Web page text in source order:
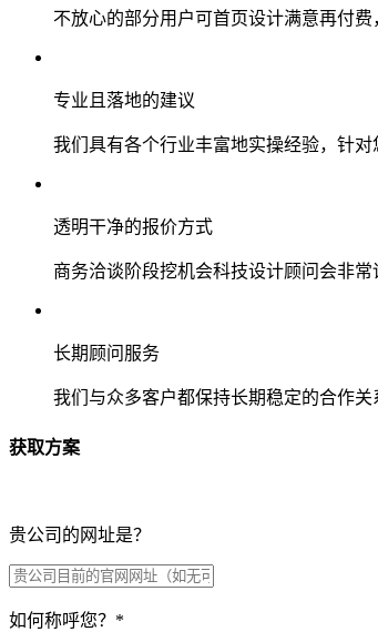
不放心的部分用户可首页设计满意再付
专业且落地的建议
我们具有各个行业丰富地实操经验，针
透明干净的报价方式
商务洽谈阶段挖机会科技设计顾问会非
长期顾问服务
我们与众多客户都保持长期稳定的合作
获取方案
贵公司的网址是？
如何称呼您？ *